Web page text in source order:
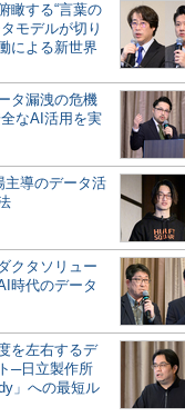
瞰する“言葉の
モデルが切り
による新世界
タ漏洩の危機
なAI活用を実
主導のデータ活
クタソリュー
時代のデータ
を左右するデ
─日立製作所
」への最短ル